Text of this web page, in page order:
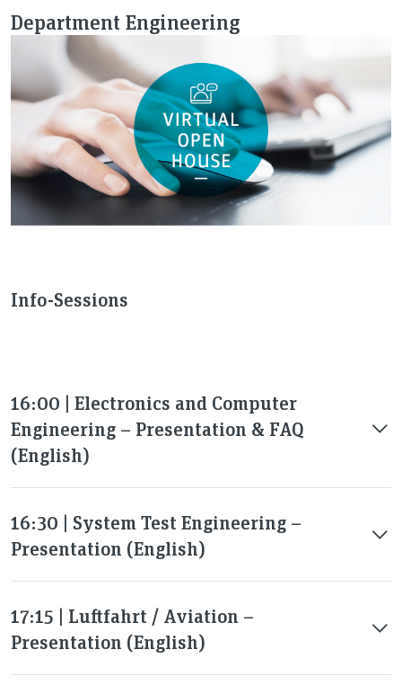
Department Engineering
Info-Sessions
16:00 | Electronics and Computer
Engineering – Presentation & FAQ
(English)
16:30 | System Test Engineering –
Presentation (English)
17:15 | Luftfahrt / Aviation –
Presentation (English)